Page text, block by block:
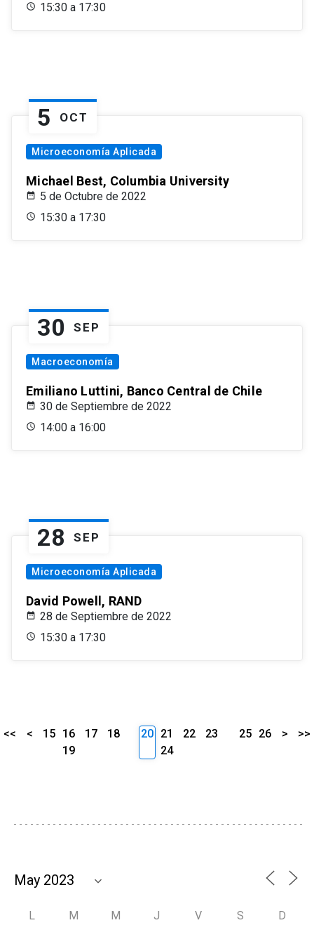
15:30 a 17:30
5 OCT
Microeconomía Aplicada
Michael Best, Columbia University
5 de Octubre de 2022
15:30 a 17:30
30 SEP
Macroeconomía
Emiliano Luttini, Banco Central de Chile
30 de Septiembre de 2022
14:00 a 16:00
28 SEP
Microeconomía Aplicada
David Powell, RAND
28 de Septiembre de 2022
15:30 a 17:30
<< < 15 16 17
18
19
20 21 22
23
24
25 26 > >>
L M M J V S D